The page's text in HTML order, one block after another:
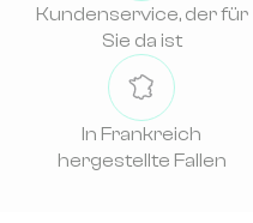
Kundenservice, der für
Sie da ist
In Frankreich
hergestellte Fallen